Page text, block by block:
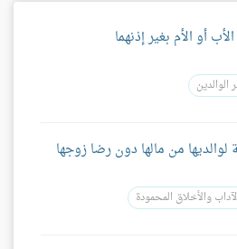
أو الأم بغير إذنهما
الوالدين
من مالها دون رضا زوجها
والأخلاق المحمودة